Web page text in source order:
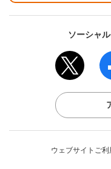
ソーシャ
ウェブサイトご利